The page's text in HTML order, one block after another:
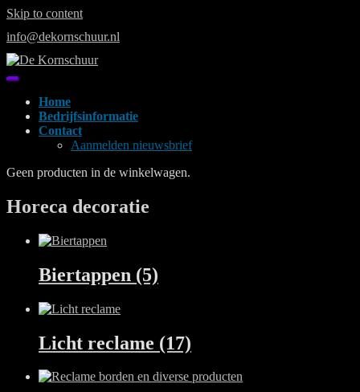
Skip to content
info@dekornschuur.nl
Home
Bedrijfsinformatie
Contact
Aanmelden nieuwsbrief
Geen producten in de winkelwagen.
Horeca decoratie
Biertappen (5)
Licht reclame (17)